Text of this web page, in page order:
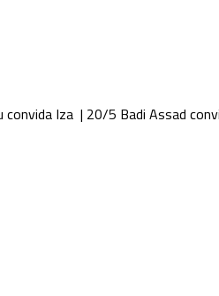
Iza | 20/5 Badi Assad